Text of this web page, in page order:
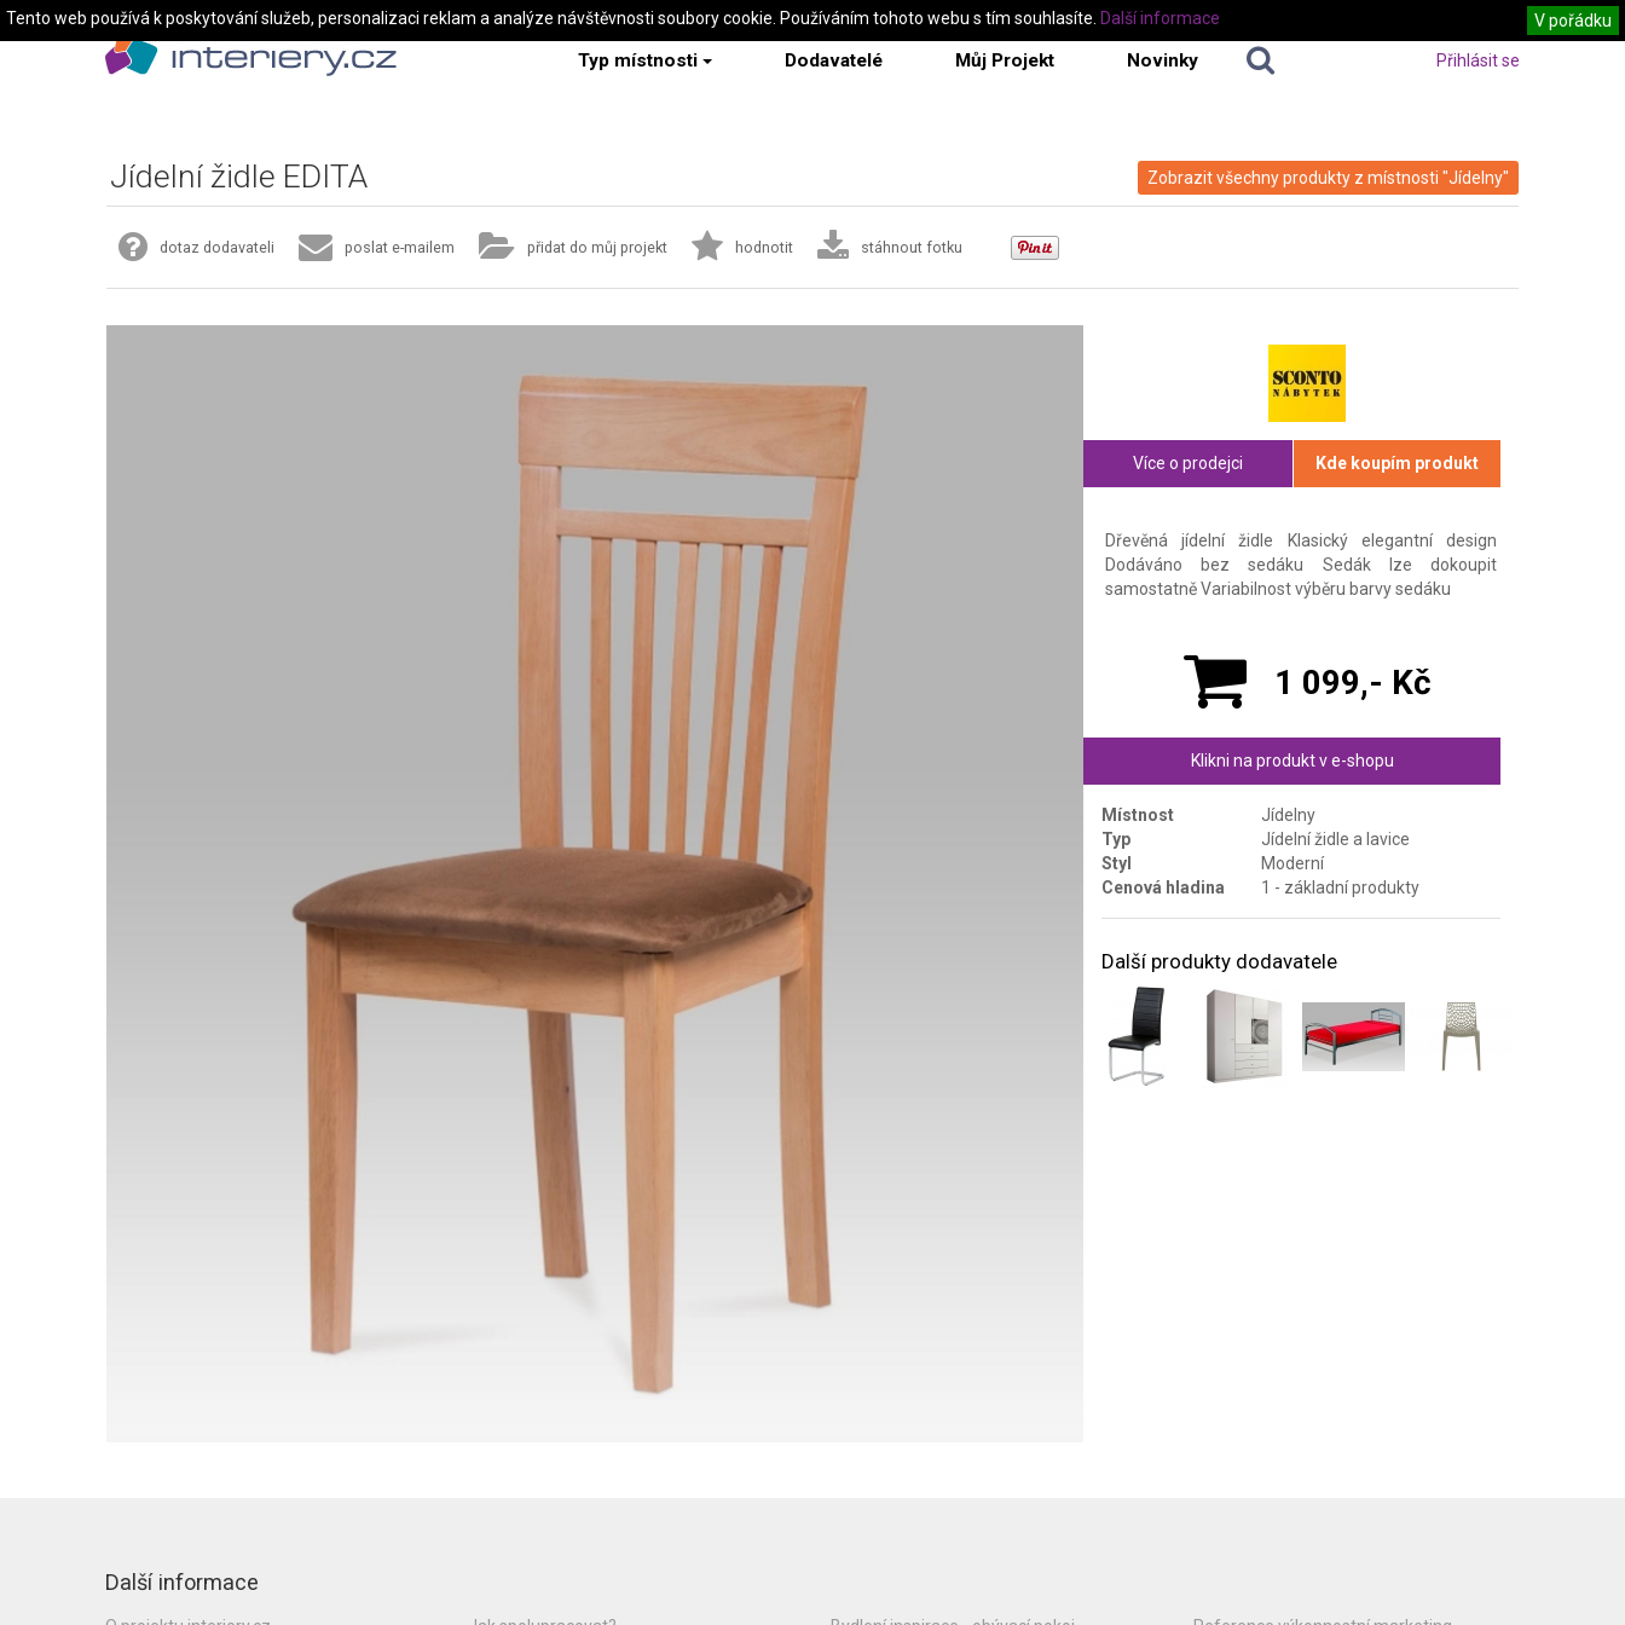
Typ místnosti Dodavatelé Můj Projekt Novinky Přihlásit se
Zobrazit všechny produkty z místnosti "Jídelny"
Jídelní židle EDITA
dotaz dodavateli poslat e-mailem přidat do můj projekt hodnotit stáhnout fotku
Více o prodejci Kde koupím produkt
Dřevěná jídelní židle Klasický elegantní design
Dodáváno bez sedáku Sedák lze dokoupit
samostatně Variabilnost výběru barvy sedáku
1 099,- Kč
Klikni na produkt v e-shopu
Místnost
Jídelny
Typ
Jídelní židle a lavice
Styl
Moderní
Cenová hladina
1 - základní produkty
Další produkty dodavatele
Další informace
Tento web používá k poskytování služeb, personalizaci reklam a analýze návštěvnosti soubory cookie. Používáním tohoto webu s tím souhlasíte. V pořádku
Další informace